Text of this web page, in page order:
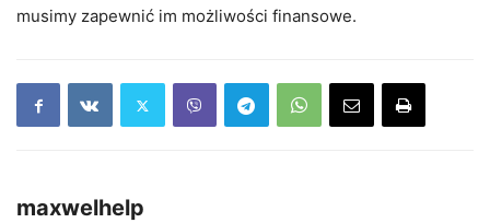
musimy zapewnić im możliwości finansowe.
maxwelhelp